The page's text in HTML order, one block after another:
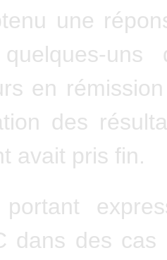
une
uns
en
des
avait pris fin.
dans des